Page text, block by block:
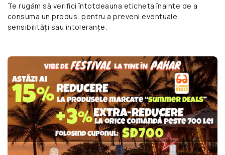
Te rugăm să verifici întotdeauna eticheta înainte de a
consuma un produs, pentru a preveni eventuale
sensibilități sau intoleranțe.